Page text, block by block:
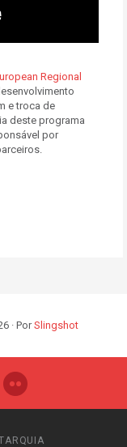
Regional
e troca de
deste programa
por
· PorSlingshot